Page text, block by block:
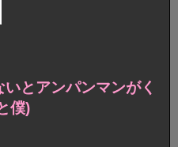
とアンパンマンがく
僕)